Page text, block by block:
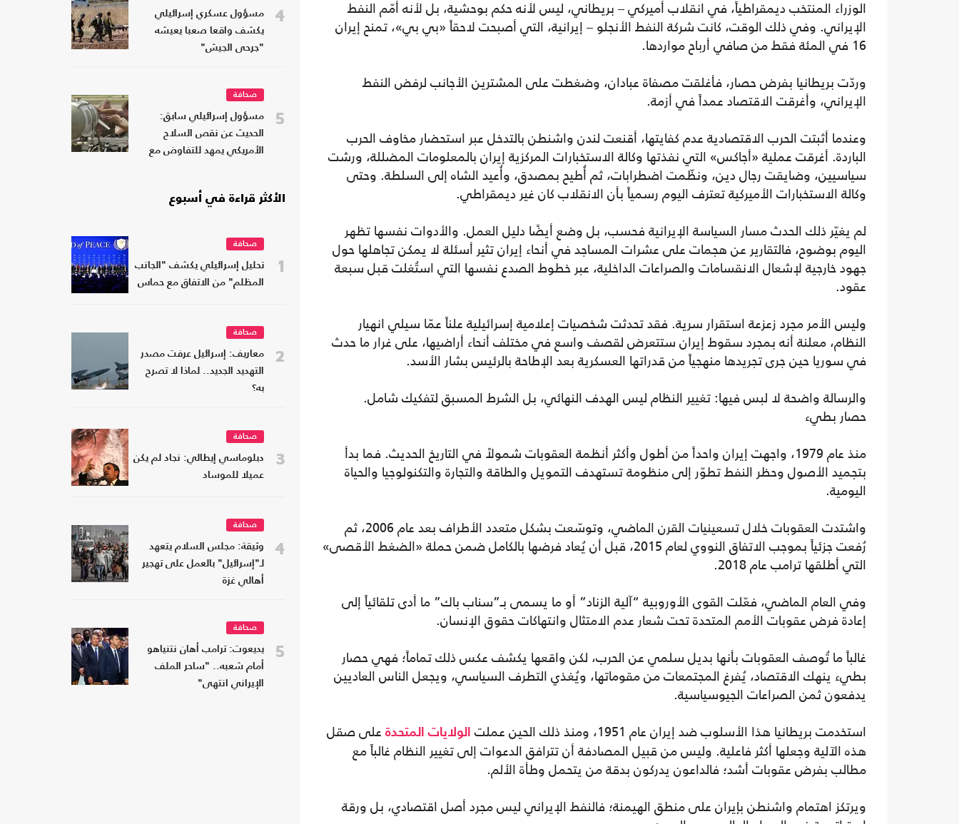
الوزراء المنتخب ديمقراطياً، في انقلاب أميركي – بريطاني، ليس لأنه حكم بوحشية، بل لأنه أمّم النفط
الإيراني. وفي ذلك الوقت، كانت شركة النفط الأنجلو – إيرانية، التي أصبحت لاحقاً «بي بي»، تمنح إيران
16 في المئة فقط من صافي أرباح مواردها.
وردّت بريطانيا بفرض حصار، فأغلقت مصفاة عبادان، وضغطت على المشترين الأجانب لرفض النفط
الإيراني، وأغرقت الاقتصاد عمداً في أزمة.
وعندما أثبتت الحرب الاقتصادية عدم كفايتها، أقنعت لندن واشنطن بالتدخل عبر استحضار مخاوف الحرب
الباردة. أغرقت عملية «أجاكس» التي نفذتها وكالة الاستخبارات المركزية إيران بالمعلومات المضللة، ورشت
سياسيين، وضايقت رجال دين، ونظّمت اضطرابات، ثم أُطيح بمصدق، وأُعيد الشاه إلى السلطة. وحتى
وكالة الاستخبارات الأميركية تعترف اليوم رسمياً بأن الانقلاب كان غير ديمقراطي.
لم يغيّر ذلك الحدث مسار السياسة الإيرانية فحسب، بل وضع أيضًا دليل العمل. والأدوات نفسها تظهر
اليوم بوضوح، فالتقارير عن هجمات على عشرات المساجد في أنحاء إيران تثير أسئلة لا يمكن تجاهلها حول
جهود خارجية لإشعال الانقسامات والصراعات الداخلية، عبر خطوط الصدع نفسها التي استُغلت قبل سبعة
عقود.
وليس الأمر مجرد زعزعة استقرار سرية. فقد تحدثت شخصيات إعلامية إسرائيلية علناً عمّا سيلي انهيار
النظام، معلنة أنه بمجرد سقوط إيران ستتعرض لقصف واسع في مختلف أنحاء أراضيها، على غرار ما حدث
في سوريا حين جرى تجريدها منهجياً من قدراتها العسكرية بعد الإطاحة بالرئيس بشار الأسد.
والرسالة واضحة لا لبس فيها: تغيير النظام ليس الهدف النهائي، بل الشرط المسبق لتفكيك شامل.
حصار بطيء
منذ عام 1979، واجهت إيران واحداً من أطول وأكثر أنظمة العقوبات شمولاً في التاريخ الحديث. فما بدأ
بتجميد الأصول وحظر النفط تطوّر إلى منظومة تستهدف التمويل والطاقة والتجارة والتكنولوجيا والحياة
اليومية.
واشتدت العقوبات خلال تسعينيات القرن الماضي، وتوسّعت بشكل متعدد الأطراف بعد عام 2006، ثم
رُفعت جزئياً بموجب الاتفاق النووي لعام 2015، قبل أن يُعاد فرضها بالكامل ضمن حملة «الضغط الأقصى»
التي أطلقها ترامب عام 2018.
وفي العام الماضي، فعّلت القوى الأوروبية “آلية الزناد” أو ما يسمى بـ”سناب باك” ما أدى تلقائياً إلى
إعادة فرض عقوبات الأمم المتحدة تحت شعار عدم الامتثال وانتهاكات حقوق الإنسان.
غالباً ما تُوصف العقوبات بأنها بديل سلمي عن الحرب، لكن واقعها يكشف عكس ذلك تماماً؛ فهي حصار
بطيء ينهك الاقتصاد، يُفرغ المجتمعات من مقوماتها، ويُغذي التطرف السياسي، ويجعل الناس العاديين
يدفعون ثمن الصراعات الجيوسياسية.
استخدمت بريطانيا هذا الأسلوب ضد إيران عام 1951، ومنذ ذلك الحين عملت
الولايات المتحدة على صقل
هذه الآلية وجعلها أكثر فاعلية. وليس من قبيل المصادفة أن تترافق الدعوات إلى تغيير النظام غالباً مع
مطالب بفرض عقوبات أشد؛ فالداعون يدركون بدقة من يتحمل وطأة الألم.
ويرتكز اهتمام واشنطن بإيران على منطق الهيمنة؛ فالنفط الإيراني ليس مجرد أصل اقتصادي، بل ورقة
4
مسؤول عسكري إسرائيلي
يكشف واقعا صعبا يعيشه
"جرحى الجيش"
5
صحافة
مسؤول إسرائيلي سابق:
الحديث عن نقص السلاح
الأمريكي يمهد للتفاوض مع
الأكثر قراءة في أسبوع
1
صحافة
تحليل إسرائيلي يكشف "الجانب
المظلم" من الاتفاق مع حماس
2
صحافة
معاريف: إسرائيل عرفت مصدر
التهديد الجديد.. لماذا لا تصرح
به؟
3
صحافة
دبلوماسي إيطالي: نجاد لم يكن
عميلا للموساد
4
صحافة
وثيقة: مجلس السلام يتعهد
لـ"إسرائيل" بالعمل على تهجير
أهالي غزة
5
صحافة
يديعوت: ترامب أهان نتنياهو
أمام شعبه.. "ساحر الملف
الإيراني انتهى"